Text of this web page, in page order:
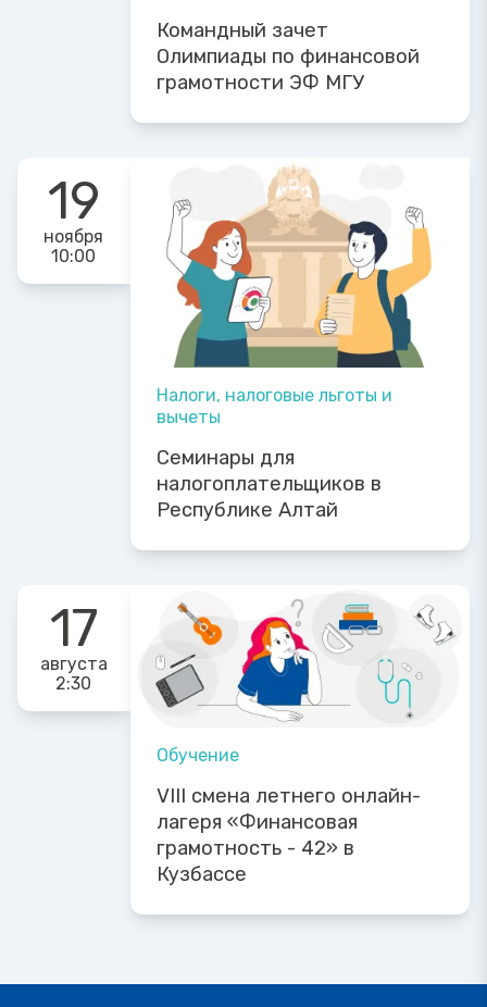
Командный зачет
Олимпиады по финансовой
грамотности ЭФ МГУ
19
ноября
10:00
Налоги, налоговые льготы и
вычеты
Семинары для
налогоплательщиков в
Республике Алтай
17
августа
2:30
Обучение
VIII смена летнего онлайн-
лагеря «Финансовая
грамотность - 42» в
Кузбассе